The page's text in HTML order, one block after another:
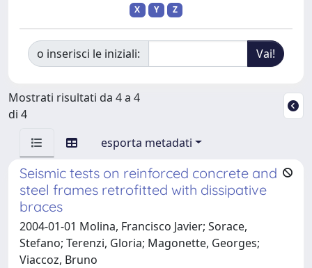
X
Y Z
o inserisci le iniziali:
Mostrati risultati da 4 a 4
di 4
esporta metadati
Seismic tests on reinforced concrete and
steel frames retrofitted with dissipative
braces
2004-01-01 Molina, Francisco Javier; Sorace,
Stefano; Terenzi, Gloria; Magonette, Georges;
Viaccoz, Bruno